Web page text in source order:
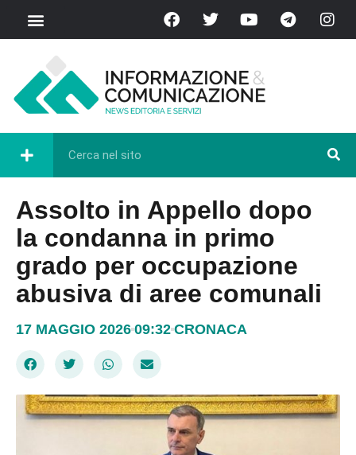
Assolto in Appello dopo
la condanna in primo
grado per occupazione
abusiva di aree comunali
17 MAGGIO 2026 09:32 CRONACA